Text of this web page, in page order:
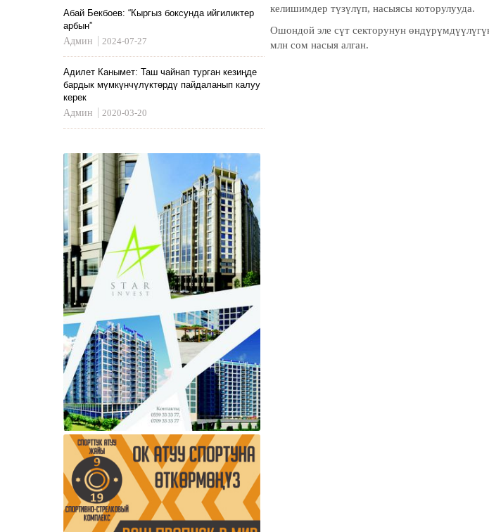
Абай Бекбоев: “Кыргыз боксунда ийгиликтер
арбын”
Админ
2024-07-27
Адилет Канымет: Таш чайнап турган кезиңде
бардык мүмкүнчүлүктөрдү пайдаланып калуу
керек
Админ
2020-03-20
келишимдер түзүлүп, насыясы которулууда.
Ошондой эле сүт секторунун
млн сом насыя алган.